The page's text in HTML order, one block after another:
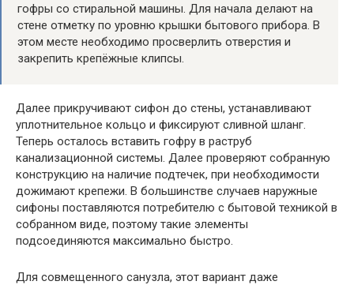
гофры со стиральной машины. Для начала делают на
стене отметку по уровню крышки бытового прибора. В
этом месте необходимо просверлить отверстия и
закрепить крепёжные клипсы.
Далее прикручивают сифон до стены, устанавливают
уплотнительное кольцо и фиксируют сливной шланг.
Теперь осталось вставить гофру в раструб
канализационной системы. Далее проверяют собранную
конструкцию на наличие подтечек, при необходимости
дожимают крепежи. В большинстве случаев наружные
сифоны поставляются потребителю с бытовой техникой в
собранном виде, поэтому такие элементы
подсоединяются максимально быстро.
Для совмещенного санузла, этот вариант даже